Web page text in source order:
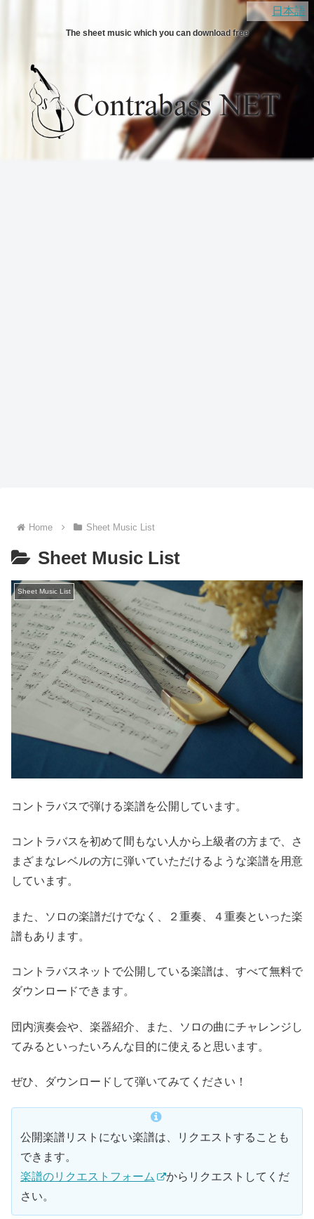
日本語
The sheet music which you can download free
Home Sheet Music List
Sheet Music List
Sheet Music List
コントラバスで弾ける楽譜を公開しています。
コントラバスを初めて間もない人から上級者の方まで、さ
まざまなレベルの方に弾いていただけるような楽譜を用意
しています。
また、ソロの楽譜だけでなく、２重奏、４重奏といった楽
譜もあります。
コントラバスネットで公開している楽譜は、すべて無料で
ダウンロードできます。
団内演奏会や、楽器紹介、また、ソロの曲にチャレンジし
てみるといったいろんな目的に使えると思います。
ぜひ、ダウンロードして弾いてみてください！
公開楽譜リストにない楽譜は、リクエストすることも
できます。
楽譜のリクエストフォーム
からリクエストしてくだ
さい。